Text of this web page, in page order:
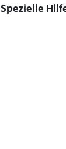
Spezielle